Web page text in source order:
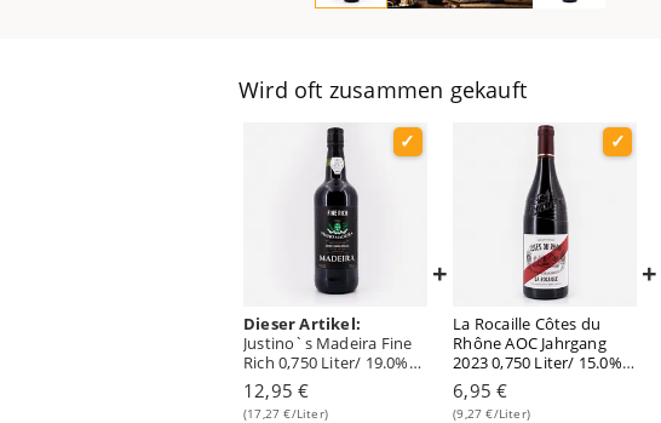
Wird oft zusammen gekauft
Dieser Artikel:
Justino`s Madeira Fine
Rich 0,750 Liter/ 19.0%
vol
12,95 €
(17,27 €/Liter)
+
La Rocaille Côtes du
Rhône AOC Jahrgang
2023 0,750 Liter/ 15.0%
vol
6,95 €
(9,27 €/Liter)
+